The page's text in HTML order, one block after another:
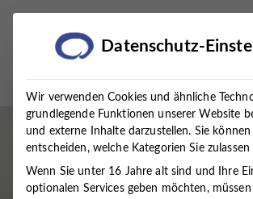
Datenschutz-
Wir verwenden Cookies und ähnliche
grundlegende Funktionen unserer Website
und externe Inhalte darzustellen. Sie können
entscheiden, welche Kategorien Sie
Wenn Sie unter 16 Jahre alt sind und Ihre
optionalen Services geben möchten,